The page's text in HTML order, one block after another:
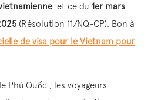
, et ce du 1er mars
(Résolution 11/NQ-CP). Bon à
de visa pour le Vietnam pour
Phú Quốc , les voyageurs